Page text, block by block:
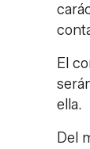
El
ella.
Del